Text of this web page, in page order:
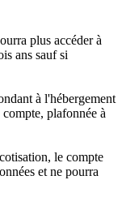
plus accéder à
ans sauf si
à l'hébergement
plafonnée à
le compte
et ne pourra